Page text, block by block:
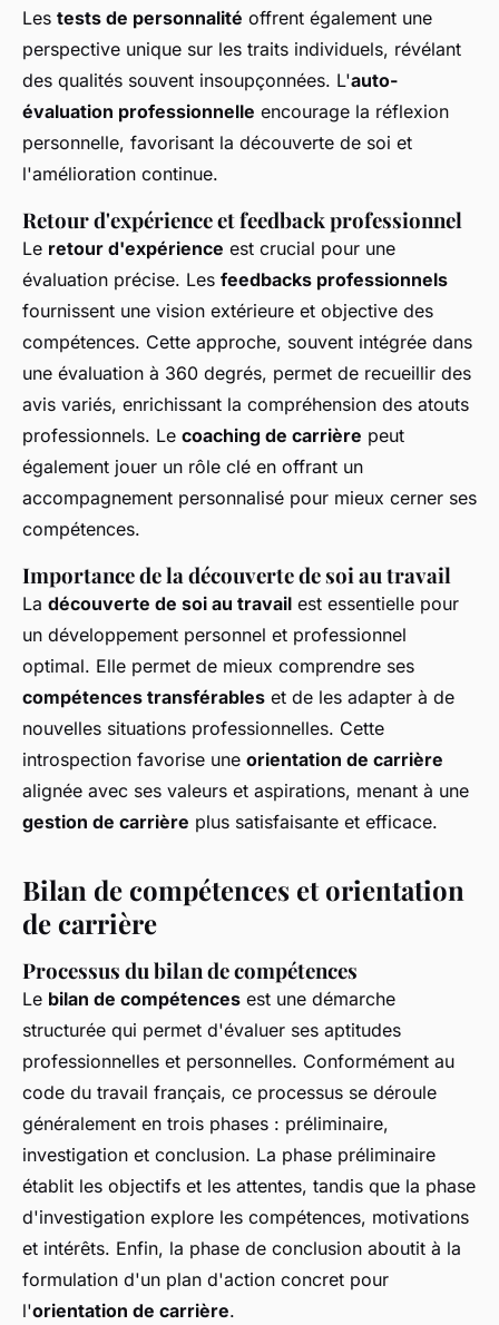
Les tests de personnalité offrent également une
perspective unique sur les traits individuels, révélant
des qualités souvent insoupçonnées. L'auto-
évaluation professionnelle encourage la réflexion
personnelle, favorisant la découverte de soi et
l'amélioration continue.
Retour d'expérience et feedback professionnel
Le retour d'expérience est crucial pour une
évaluation précise. Les feedbacks professionnels
fournissent une vision extérieure et objective des
compétences. Cette approche, souvent intégrée dans
une évaluation à 360 degrés, permet de recueillir des
avis variés, enrichissant la compréhension des atouts
professionnels. Le coaching de carrière peut
également jouer un rôle clé en offrant un
accompagnement personnalisé pour mieux cerner ses
compétences.
Importance de la découverte de soi au travail
La découverte de soi au travail est essentielle pour
un développement personnel et professionnel
optimal. Elle permet de mieux comprendre ses
compétences transférables et de les adapter à de
nouvelles situations professionnelles. Cette
introspection favorise une orientation de carrière
alignée avec ses valeurs et aspirations, menant à une
gestion de carrière plus satisfaisante et efficace.
Bilan de compétences et orientation
de carrière
Processus du bilan de compétences
Le bilan de compétences est une démarche
structurée qui permet d'évaluer ses aptitudes
professionnelles et personnelles. Conformément au
code du travail français, ce processus se déroule
généralement en trois phases : préliminaire,
investigation et conclusion. La phase préliminaire
établit les objectifs et les attentes, tandis que la phase
d'investigation explore les compétences, motivations
et intérêts. Enfin, la phase de conclusion aboutit à la
formulation d'un plan d'action concret pour
l'orientation de carrière.